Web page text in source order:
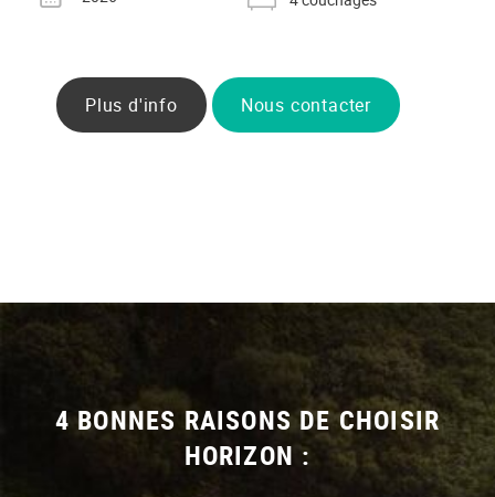
Plus d'info Nous contacter
4 BONNES RAISONS DE CHOISIR
HORIZON :